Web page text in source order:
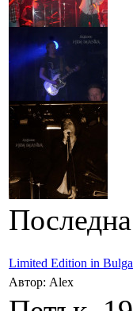
Limited Edition in
Автор: Alex